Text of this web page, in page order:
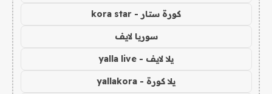
كورة ستار - kora star
سوريا لايف
يلا لايف - yalla live
يلا كورة - yallakora